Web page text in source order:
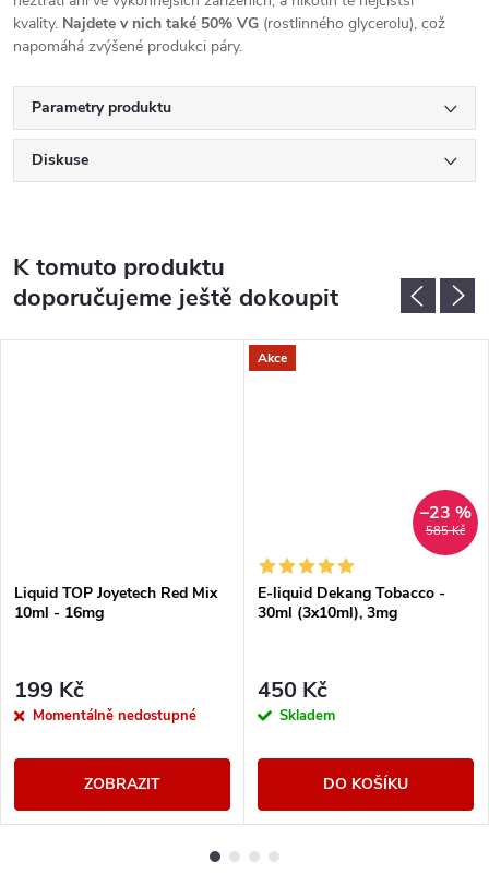
kvality. Najdete v nich také 50% VG (rostlinného glycerolu), což
napomáhá zvýšené produkci páry.
Parametry produktu
Diskuse
K tomuto produktu
doporučujeme ještě dokoupit
Liquid TOP Joyetech Red Mix
10ml - 16mg
199 Kč
Momentálně nedostupné
ZOBRAZIT
Akce
585 Kč
–23 %
E-liquid Dekang Tobacco -
30ml (3x10ml), 3mg
450 Kč
Skladem
DO KOŠÍKU